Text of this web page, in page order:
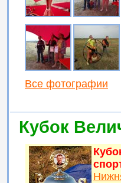
Все фотографии
Кубок